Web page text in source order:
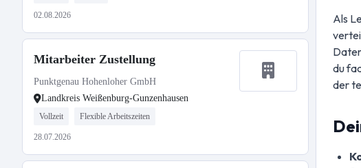
02.08.2026
Mitarbeiter Zustellung
Punktgenau Hohenloher GmbH
Landkreis Weißenburg-Gunzenhausen
Vollzeit Flexible Arbeitszeiten
28.07.2026